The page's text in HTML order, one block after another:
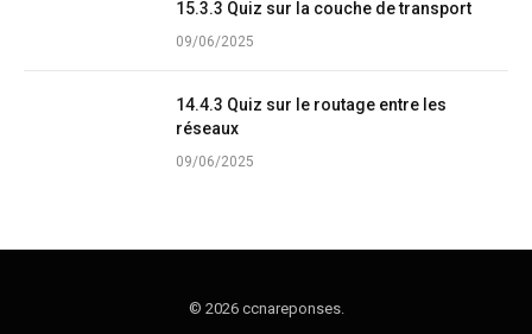
15.3.3 Quiz sur la couche de transport
09/06/2025
14.4.3 Quiz sur le routage entre les
réseaux
09/06/2025
© 2026 ccnareponses.